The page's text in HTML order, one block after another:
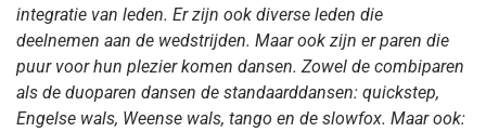
integratie van leden. Er zijn ook diverse leden die
deelnemen aan de wedstrijden. Maar ook zijn er paren die
puur voor hun plezier komen dansen. Zowel de combiparen
als de duoparen dansen de standaarddansen: quickstep,
Engelse wals, Weense wals, tango en de slowfox. Maar ook: